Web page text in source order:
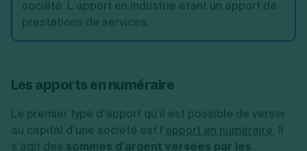
société. L’apport en industrie étant un apport de
prestations de services.
Les apports en numéraire
Le premier type d’apport qu’il est possible de verser
au capital d’une société est l’apport en numéraire. Il
s’agit des sommes d’argent versées par les